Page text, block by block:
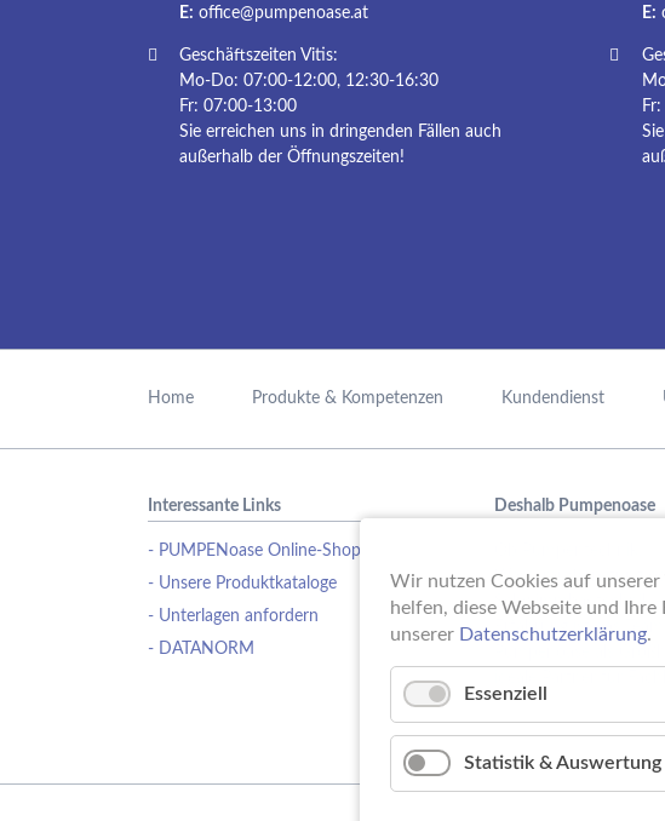
E: office@pumpenoase.at
Geschäftszeiten Vitis:
Mo-Do: 07:00-12:00, 12:30-16:30
Fr: 07:00-13:00
Sie erreichen uns in dringenden Fällen auch
außerhalb der Öffnungszeiten!
E:
überspringen
Home Produkte & Kompetenzen Kundendienst
Interessante Links
- PUMPENoase Online-Shop
- Unsere Produktkataloge
- Unterlagen anfordern
- DATANORM
Deshalb Pumpenoase
Wasseraufbereitung
Schwimmbadtechnik
Erfahrung ist das Team
Wir nutzen Cookies auf unserer
helfen, diese Webseite und
unserer Datenschutzerklärung.
Essenziell
Statistik & Auswertung